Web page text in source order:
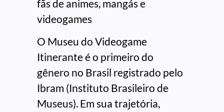
fãs de animes, mangás e
videogames
O Museu do Videogame
Itinerante é o primeiro do
gênero no Brasil registrado pelo
Ibram (Instituto Brasileiro de
Museus). Em sua trajetória,